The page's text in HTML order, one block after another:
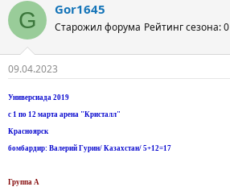
G Gor1645
Старожил форума Рейтинг сезона: 0
09.04.2023
Универсиада 2019
с 1 по 12 марта арена "Кристалл"
Красноярск
бомбардир: Валерий Гурин/ Казахстан/ 5+12=17
Группа А